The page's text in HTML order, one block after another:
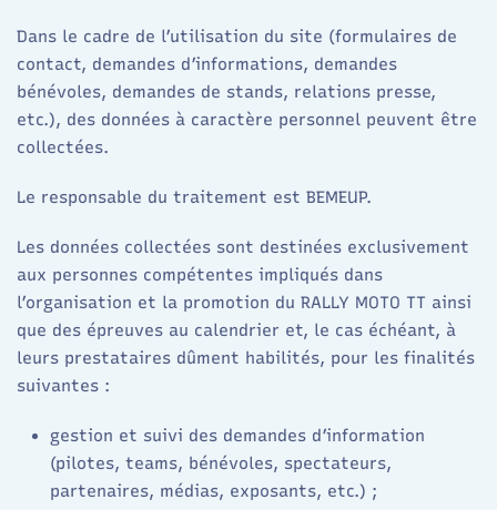
Dans le cadre de l’utilisation du site (formulaires de
contact, demandes d’informations, demandes
bénévoles, demandes de stands, relations presse,
etc.), des données à caractère personnel peuvent être
collectées.
Le responsable du traitement est BEMEUP.
Les données collectées sont destinées exclusivement
aux personnes compétentes impliqués dans
l’organisation et la promotion du RALLY MOTO TT ainsi
que des épreuves au calendrier et, le cas échéant, à
leurs prestataires dûment habilités, pour les finalités
suivantes :
gestion et suivi des demandes d’information
(pilotes, teams, bénévoles, spectateurs,
partenaires, médias, exposants, etc.) ;